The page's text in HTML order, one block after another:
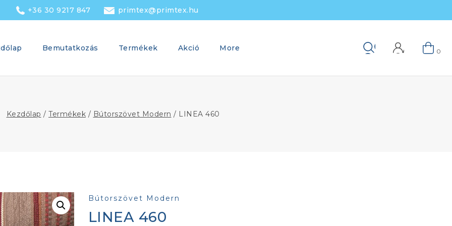
+36 30 9217 847 primtex@primtex.hu
Bemutatkozás Termékek Akció More 0
Kezdőlap / Termékek / Bútorszövet Modern / LINEA 460
Bútorszövet Modern
LINEA 460